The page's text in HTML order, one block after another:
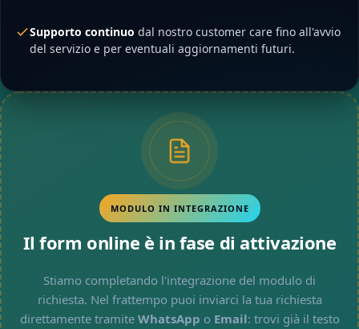
Supporto continuo dal nostro customer care fino all'avvio
del servizio e per eventuali aggiornamenti futuri.
MODULO IN INTEGRAZIONE
Il form online è in fase di attivazione
Stiamo completando l'integrazione del modulo di
richiesta. Nel frattempo puoi inviarci la tua richiesta
direttamente tramite WhatsApp o Email: trovi già il testo